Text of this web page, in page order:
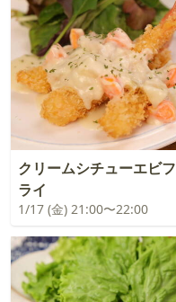
クリームシチューエビフ
ライ
1/17 (金) 21:00〜22:00